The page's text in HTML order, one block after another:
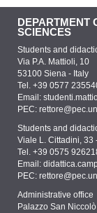
DEPARTMENT
SCIENCES
Students and
Via P.A. Mattioli, 10
53100 Siena - Italy
Tel. +39 0577
Email:
PEC:
Students and
Viale L. Cittadini, 33
Tel. +39 0575
Email:
PEC:
Administrative office
Palazzo San